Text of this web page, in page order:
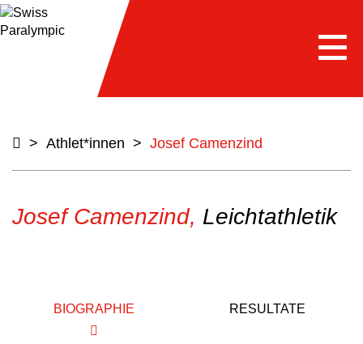
> Athlet*innen > Josef Camenzind
Josef Camenzind, Leichtathletik
BIOGRAPHIE RESULTATE